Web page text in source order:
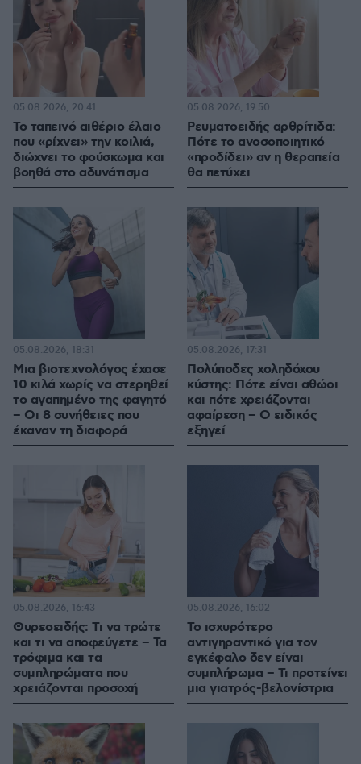
Το ταπεινό αιθέριο έλαιο
που «ρίχνει» την κοιλιά,
διώχνει το φούσκωμα και
βοηθά στο αδυνάτισμα
05.08.2026, 20:41
Ρευματοειδής αρθρίτιδα:
Πότε το ανοσοποιητικό
«προδίδει» αν η θεραπεία
θα πετύχει
05.08.2026, 19:50
Μια βιοτεχνολόγος έχασε
10 κιλά χωρίς να στερηθεί
το αγαπημένο της φαγητό
– Οι 8 συνήθειες που
έκαναν τη διαφορά
05.08.2026, 18:31
Πολύποδες χοληδόχου
κύστης: Πότε είναι αθώοι
και πότε χρειάζονται
αφαίρεση – Ο ειδικός
εξηγεί
05.08.2026, 17:31
Θυρεοειδής: Τι να τρώτε
και τι να αποφεύγετε – Τα
τρόφιμα και τα
συμπληρώματα που
χρειάζονται προσοχή
05.08.2026, 16:43
Το ισχυρότερο
αντιγηραντικό για τον
εγκέφαλο δεν είναι
συμπλήρωμα – Τι προτείνει
μια γιατρός-βελονίστρια
05.08.2026, 16:02